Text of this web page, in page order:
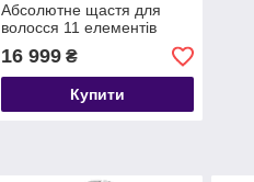
Абсолютне щастя для
волосся 11 елементів
16 999₴
Купити